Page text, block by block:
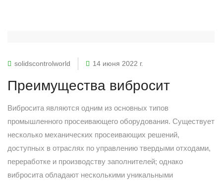
solidscontrolworld 14 июня 2022 г.
Преимущества вибросит
Вибросита являются одним из основных типов
промышленного просеивающего оборудования. Существует
несколько механических просеивающих решений,
доступных в отраслях по управлению твердыми отходами,
переработке и производству заполнителей; однако
вибросита обладают несколькими уникальными